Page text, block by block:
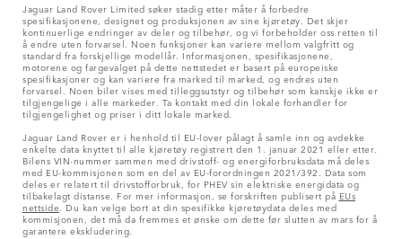
Jaguar Land Rover Limited søker stadig etter måter å forbedre
spesifikasjonene, designet og produksjonen av sine kjøretøy. Det skjer
kontinuerlige endringer av deler og tilbehør, og vi forbeholder oss retten til
å endre uten forvarsel. Noen funksjoner kan variere mellom valgfritt og
standard fra forskjellige modellår. Informasjonen, spesifikasjonene,
motorene og fargevalget på dette nettstedet er basert på europeiske
spesifikasjoner og kan variere fra marked til marked, og endres uten
forvarsel. Noen biler vises med tilleggsutstyr og tilbehør som kanskje ikke er
tilgjengelige i alle markeder. Ta kontakt med din lokale forhandler for
tilgjengelighet og priser i ditt lokale marked.
Jaguar Land Rover er i henhold til EU-lover pålagt å samle inn og avdekke
enkelte data knyttet til alle kjøretøy registrert den 1. januar 2021 eller etter.
Bilens VIN-nummer sammen med drivstoff- og energiforbruksdata må deles
med EU-kommisjonen som en del av EU-forordningen 2021/392. Data som
deles er relatert til drivstofforbruk, for PHEV sin elektriske energidata og
tilbakelagt distanse. For mer informasjon, se forskriften publisert på EUs
nettside. Du kan velge bort at din spesifikke kjøretøydata deles med
kommisjonen, det må da fremmes et ønske om dette før slutten av mars for å
garantere ekskludering.